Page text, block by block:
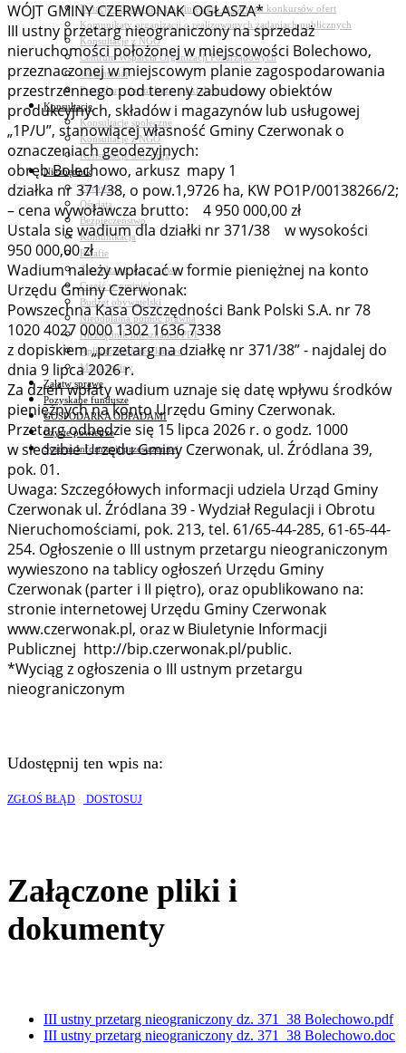
Dotacje udzielone z pominięciem otwartych konkursów ofert
Komunikaty organizacji o realizowanych zadaniach publicznych
Konsultacje z NGO
Centrum Wsparcia Organizacji Pozarządowych
Wolontariat
Procedury, formularze, pliki do pobrania
Konsultacje
Konsultacje społeczne
Konsultacje z NGO
Konsultacje dot. dróg
Niezbędnik
Zdrowie
Oświata
Bezpieczeństwo
Komunikacja
Parafie
Zarządzanie kryzysowe
C.ześć w gminie!
Budżet obywatelski
Nieodpłatna pomoc prawna
Niezbędnik mieszkańca PDF
Aplikacja mMieszkaniec
Mapa gminy
Załatw sprawę
Pozyskane fundusze
GOSPODARKA ODPADAMI
Czyste powietrze
System Informacji przestrzennej
WÓJT GMINY CZERWONAK OGŁASZA*
III ustny przetarg nieograniczony na sprzedaż
nieruchomości położonej w miejscowości Bolechowo,
przeznaczonej w miejscowym planie zagospodarowania
przestrzennego pod tereny zabudowy obiektów
produkcyjnych, składów i magazynów lub usługowej
„1P/U”, stanowiącej własność Gminy Czerwonak o
oznaczeniach geodezyjnych:
obręb Bolechowo, arkusz mapy 1
działka nr 371/38, o pow.1,9726 ha, KW PO1P/00138266/2;
– cena wywoławcza brutto: 4 950 000,00 zł
Ustala się wadium dla działki nr 371/38 w wysokości
950 000,00 zł
Wadium należy wpłacać w formie pieniężnej na konto
Urzędu Gminy Czerwonak:
Powszechna Kasa Oszczędności Bank Polski S.A. nr 78
1020 4027 0000 1302 1636 7338
z dopiskiem „przetarg na działkę nr 371/38” - najdalej do
dnia 9 lipca 2026 r.
Za dzień wpłaty wadium uznaje się datę wpływu środków
pieniężnych na konto Urzędu Gminy Czerwonak.
Przetarg odbędzie się 15 lipca 2026 r. o godz. 1000
w siedzibie Urzędu Gminy Czerwonak, ul. Źródlana 39,
pok. 01.
Uwaga: Szczegółowych informacji udziela Urząd Gminy
Czerwonak ul. Źródlana 39 - Wydział Regulacji i Obrotu
Nieruchomościami, pok. 213, tel. 61/65-44-285, 61-65-44-
254. Ogłoszenie o III ustnym przetargu nieograniczonym
wywieszono na tablicy ogłoszeń Urzędu Gminy
Czerwonak (parter i II piętro), oraz opublikowano na:
stronie internetowej Urzędu Gminy Czerwonak
www.czerwonak.pl, oraz w Biuletynie Informacji
Publicznej http://bip.czerwonak.pl/public.
*Wyciąg z ogłoszenia o III ustnym przetargu
nieograniczonym
Udostępnij ten wpis na:
ZGŁOŚ BŁĄD DOSTOSUJ
Załączone pliki i
dokumenty
III ustny przetarg nieograniczony dz. 371_38 Bolechowo.pdf
III ustny przetarg nieograniczony dz. 371_38 Bolechowo.doc